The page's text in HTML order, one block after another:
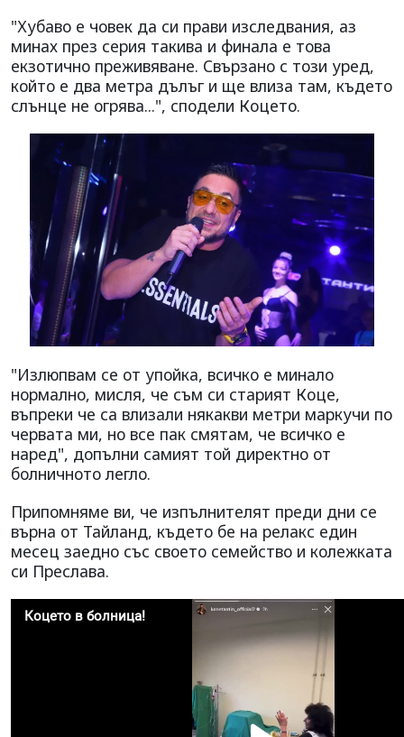
"Хубаво е човек да си прави изследвания, аз
минах през серия такива и финала е това
екзотично преживяване. Свързано с този уред,
който е два метра дълъг и ще влиза там, където
слънце не огрява...", сподели Коцето.
"Излюпвам се от упойка, всичко е минало
нормално, мисля, че съм си старият Коце,
въпреки че са влизали някакви метри маркучи по
червата ми, но все пак смятам, че всичко е
наред", допълни самият той директно от
болничното легло.
Припомняме ви, че изпълнителят преди дни се
върна от Тайланд, където бе на релакс един
месец заедно със своето семейство и колежката
си Преслава.